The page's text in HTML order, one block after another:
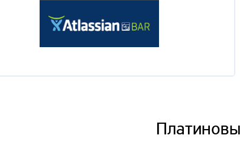
Agile Game Jam